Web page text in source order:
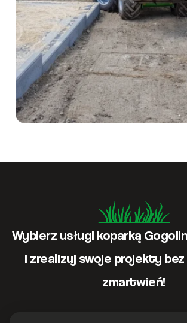
Wybierz usługi koparką
i zrealizuj swoje projekty
zmartwień!